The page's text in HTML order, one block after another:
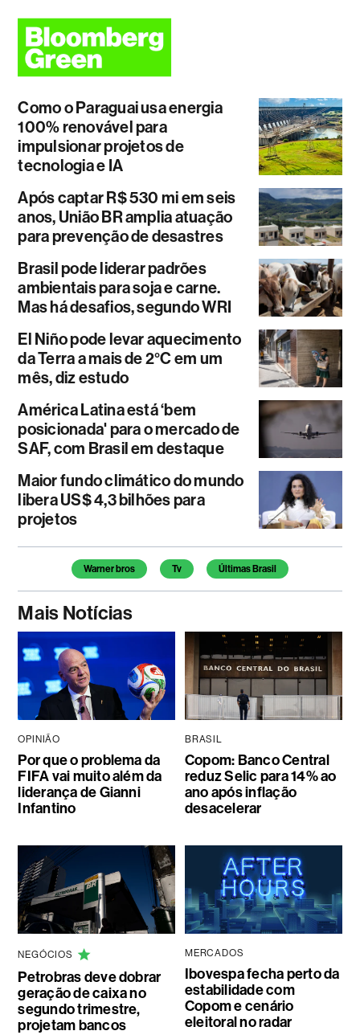
Como o Paraguai usa energia
100% renovável para
impulsionar projetos de
tecnologia e IA
Após captar R$ 530 mi em seis
anos, União BR amplia atuação
para prevenção de desastres
Brasil pode liderar padrões
ambientais para soja e carne.
Mas há desafios, segundo WRI
El Niño pode levar aquecimento
da Terra a mais de 2°C em um
mês, diz estudo
América Latina está ‘bem
posicionada' para o mercado de
SAF, com Brasil em destaque
Maior fundo climático do mundo
libera US$ 4,3 bilhões para
projetos
Temas deste artigo
Warner bros Tv Últimas Brasil
Mais Notícias
OPINIÃO
Por que o problema da
FIFA vai muito além da
liderança de Gianni
Infantino
BRASIL
Copom: Banco Central
reduz Selic para 14% ao
ano após inflação
desacelerar
NEGÓCIOS
Petrobras deve dobrar
geração de caixa no
segundo trimestre,
projetam bancos
MERCADOS
Ibovespa fecha perto da
estabilidade com
Copom e cenário
eleitoral no radar